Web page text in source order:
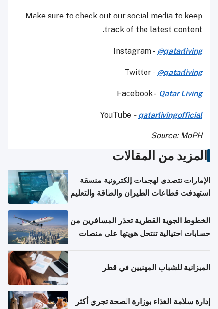
Make sure to check out our social media to keep
track of the latest content.
Instagram - @qatarliving
Twitter - @qatarliving
Facebook - Qatar Living
YouTube - qatarlivingofficial
Source: MoPH
المزيد من المقالات
الإمارات تتصدى لهجمات إلكترونية منسقة
استهدفت قطاعات الطيران والطاقة والتعليم
الخطوط الجوية القطرية تحذر المسافرين من
حسابات احتيالية تنتحل هويتها على منصات
الميزانية للشباب المهنيين في قطر
إدارة سلامة الغذاء بوزارة الصحة تجري أكثر